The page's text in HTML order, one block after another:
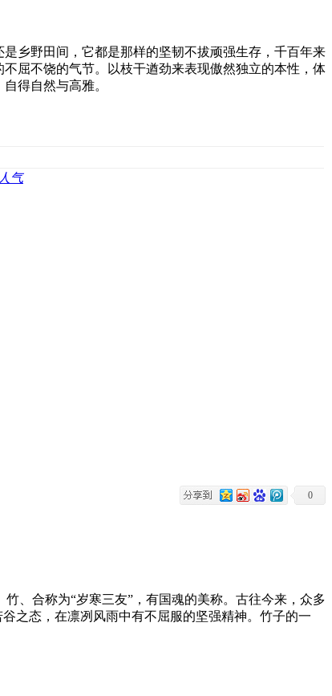
乡野田间，它都是那样的坚韧不拔顽强生存，千百年来
屈不饶的气节。以枝干遒劲来表现傲然独立的本性，体
得自然与高雅。
人气
0
、合称为“岁寒三友”，有国魂的美称。古往今来，众多
之态，在凛冽风雨中有不屈服的坚强精神。竹子的一